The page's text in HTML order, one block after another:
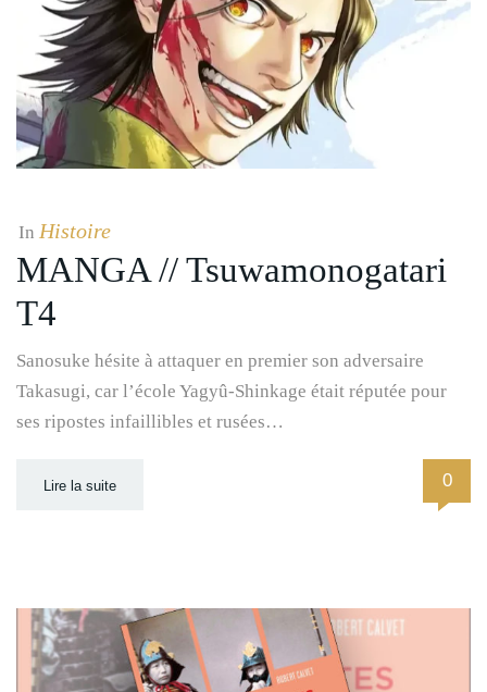
In Histoire
MANGA // Tsuwamonogatari
T4
Sanosuke hésite à attaquer en premier son adversaire
Takasugi, car l’école Yagyû-Shinkage était réputée pour
ses ripostes infaillibles et rusées…
Lire la suite 0